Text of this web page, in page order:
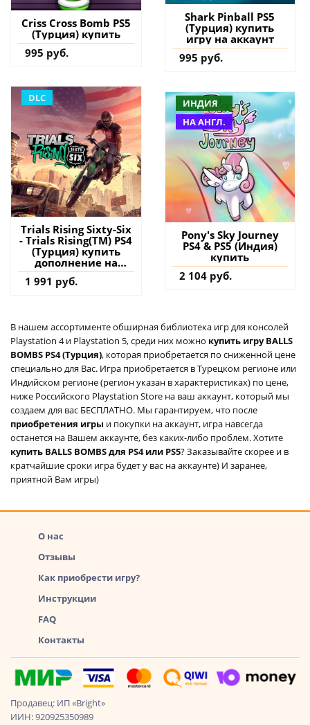
Criss Cross Bomb PS5
(Турция) купить
995 руб.
Shark Pinball PS5
(Турция) купить
игру на аккаунт
995 руб.
DLC
Trials Rising Sixty-Six
- Trials Rising(TM) PS4
(Турция) купить
дополнение на
аккаунт
1 991 руб.
ИНДИЯ
НА АНГЛ.
Pony's Sky Journey
PS4 & PS5 (Индия)
купить
2 104 руб.
В нашем ассортименте обширная библиотека игр для консолей
Playstation 4 и Playstation 5, среди них можно купить игру BALLS
BOMBS PS4 (Турция), которая приобретается по сниженной цене
специально для Вас. Игра приобретается в Турецком регионе или
Индийском регионе (регион указан в характеристиках) по цене,
ниже Российского Playstation Store на ваш аккаунт, который мы
создаем для вас БЕСПЛАТНО. Мы гарантируем, что после
приобретения игры и покупки на аккаунт, игра навсегда
останется на Вашем аккаунте, без каких-либо проблем. Хотите
купить BALLS BOMBS для PS4 или PS5? Заказывайте скорее и в
кратчайшие сроки игра будет у вас на аккаунте) И заранее,
приятной Вам игры)
О нас
Отзывы
Как приобрести игру?
Инструкции
FAQ
Контакты
Продавец: ИП «Bright»
ИИН: 920925350989